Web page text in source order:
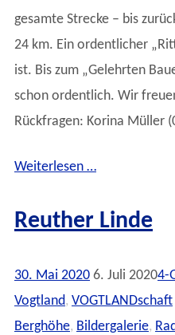
gesamte Strecke – bis
24 km. Ein ordentlicher
ist. Bis zum „Gelehrten
schon ordentlich. Wir
Rückfragen: Korina Müller
Weiterlesen …
Reuther Linde
30. Mai 2020 6. Juli 20204-
Vogtland, VOGTLANDschaft
Berghöhe, Bildergalerie,